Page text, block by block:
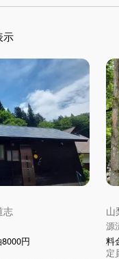
示
志
円
山
源
料
定